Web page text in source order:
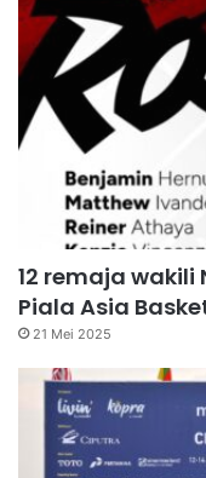
12 remaja
Piala Asia
21 Mei 2025